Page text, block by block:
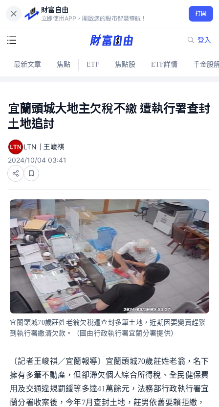
財富自由
立即使用APP，開啟您的股市智慧導航！
打開
登入
最新文章 焦點 ETF 焦點股 ETF詳情 千金股
宜蘭頭城大地主欠稅不繳 遭執行署查封
土地追討
LTN｜王峻祺
2024/10/04 03:41
宜蘭頭城70歲莊姓老翁欠稅遭查封多筆土地，近期因要變賣趕緊
到執行署繳清欠款。（圖由行政執行署宜蘭分署提供）
〔記者王峻祺／宜蘭報導〕宜蘭頭城70歲莊姓老翁，名下
擁有多筆不動產，但卻滯欠個人綜合所得稅、全民健保費
用及交通違規罰鍰等多達41萬餘元，法務部行政執行署宜
蘭分署收案後，今年7月查封土地，莊男依舊耍賴拒繳，